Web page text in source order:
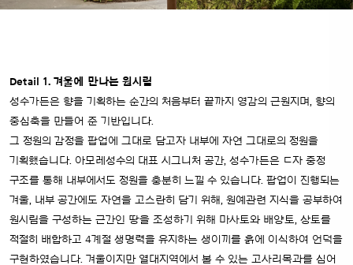
Detail 1. 겨울에 만나는 원시림
성수가든은 향을 기획하는 순간의 처음부터 끝까지 영감의 근원지며, 향의
중심축을 만들어 준 기반입니다.
그 정원의 감정을 팝업에 그대로 담고자 내부에 자연 그대로의 정원을
기획했습니다. 아모레성수의 대표 시그니처 공간, 성수가든은 ㄷ자 중정
구조를 통해 내부에서도 정원을 충분히 느낄 수 있습니다. 팝업이 진행되는
겨울, 내부 공간에도 자연을 고스란히 담기 위해, 원예관련 지식을 공부하여
원시림을 구성하는 근간인 땅을 조성하기 위해 마사토와 배양토, 상토를
적절히 배합하고 4계절 생명력을 유지하는 생이끼를 흙에 이식하여 언덕을
구현하였습니다. 겨울이지만 열대지역에서 볼 수 있는 고사리목과를 심어